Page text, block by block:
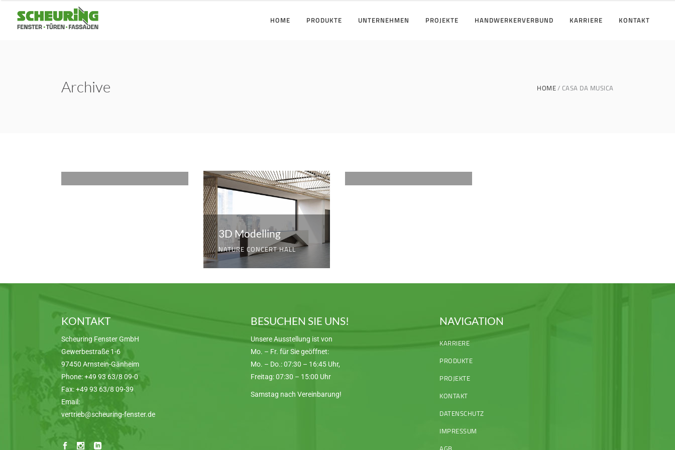
HOME PRODUKTE UNTERNEHMEN PROJEKTE HANDWERKERVERBUND KARRIERE KONTAKT
Archive HOME CASA DA MUSICA
3D Modelling
NATURE CONCERT HALL
KONTAKT
Scheuring Fenster GmbH
Gewerbestraße 1-6
97450 Arnstein-Gänheim
Phone:+49 93 63/8 09-0
Fax:+49 93 63/8 09-39
Email:
vertrieb@scheuring-fenster.de
BESUCHEN SIE UNS!
Unsere Ausstellung ist von
Mo. – Fr. für Sie geöffnet:
Mo. – Do.: 07:30 – 16:45 Uhr,
Freitag: 07:30 – 15:00 Uhr
Samstag nach Vereinbarung!
NAVIGATION
KARRIERE
PRODUKTE
PROJEKTE
KONTAKT
DATENSCHUTZ
IMPRESSUM